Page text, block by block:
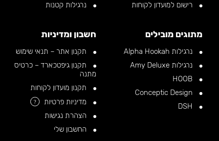
רישום למועדון לקוחות
נרגילות קטנות
מתוגים מובילים
נרגילות Alpha Hookah
נרגילות Amy Deluxe
חשבון ומדיניות
תקנון אתר – תנאי שימוש
תקנון גיפטכארד – כרטיס
מתנה
תקנון מועדון לקוחות
מדיניות פרטיות
?
הצהרת נגישות
החשבון שלי